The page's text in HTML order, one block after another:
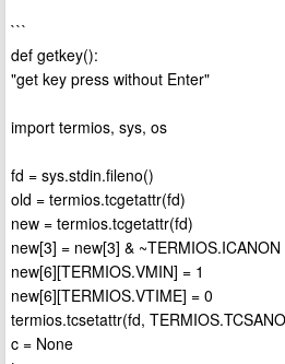
```
def getkey():
"get key press without Enter"
import termios, sys, os
fd = sys.stdin.fileno()
old = termios.tcgetattr(fd)
new = termios.tcgetattr(fd)
new[3] = new[3] &
new[6][TERMIOS.VMIN] = 1
new[6][TERMIOS.VTIME] = 0
termios.tcsetattr(fd,
c = None